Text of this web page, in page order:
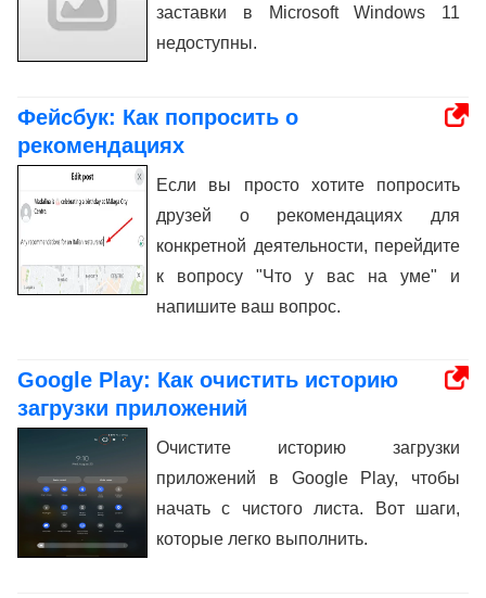
заставки в Microsoft Windows 11
недоступны.
Фейсбук: Как попросить о
рекомендациях
Если вы просто хотите попросить
друзей о рекомендациях для
конкретной деятельности, перейдите
к вопросу "Что у вас на уме" и
напишите ваш вопрос.
Google Play: Как очистить историю
загрузки приложений
Очистите историю загрузки
приложений в Google Play, чтобы
начать с чистого листа. Вот шаги,
которые легко выполнить.